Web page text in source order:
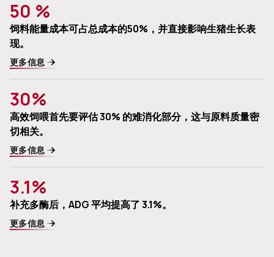
50 %
饲料能量成本可占总成本的50%，并直接影响生猪生长表
现。
更多信息
30%
高效饲喂首先要评估 30% 的难消化部分，这与原料质量密
切相关。
更多信息
3.1%
补充多酶后，ADG 平均提高了 3.1%。
更多信息